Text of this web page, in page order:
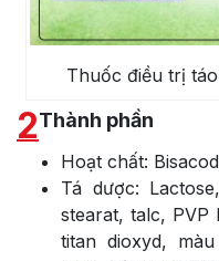
Thuốc điều trị
2Thành phần
Hoạt chất:
Tá dược:
stearat, talc, PVP
titan dioxyd,